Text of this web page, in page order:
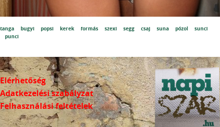
tanga bugyi popsi kerek formás szexi segg csaj suna pózol
sunci
punci
Elérhetőség
Adatkezelési szabályzat
Felhasználási feltételek